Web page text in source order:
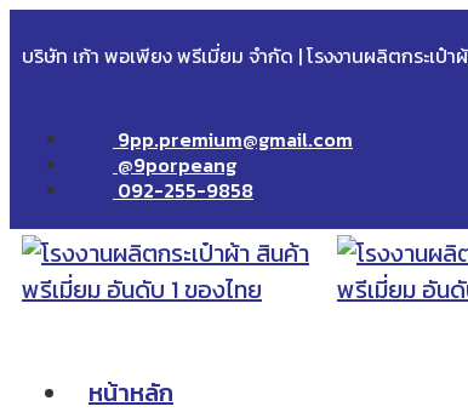
บริษัท เก้า พอเพียง พรีเมี่ยม จำกัด | โรงงานผลิตกระเ
9pp.premium@gmail.com
@9porpeang
092-255-9858
หน้าหลัก